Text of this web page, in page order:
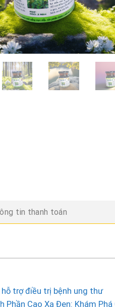
tin thanh toán
hỗ trợ điều trị bệnh ung thư
Phần Cao Xạ Đen: Khám